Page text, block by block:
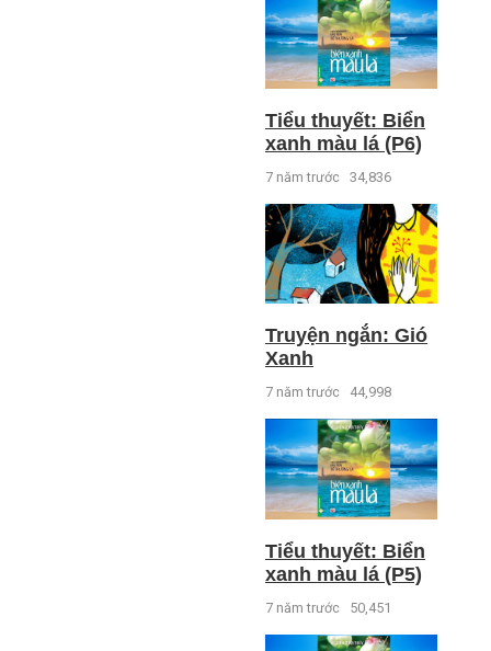
Tiểu thuyết: Biển
xanh màu lá (P6)
7 năm trước 34,836
Truyện ngắn: Gió
Xanh
7 năm trước 44,998
Tiểu thuyết: Biển
xanh màu lá (P5)
7 năm trước 50,451